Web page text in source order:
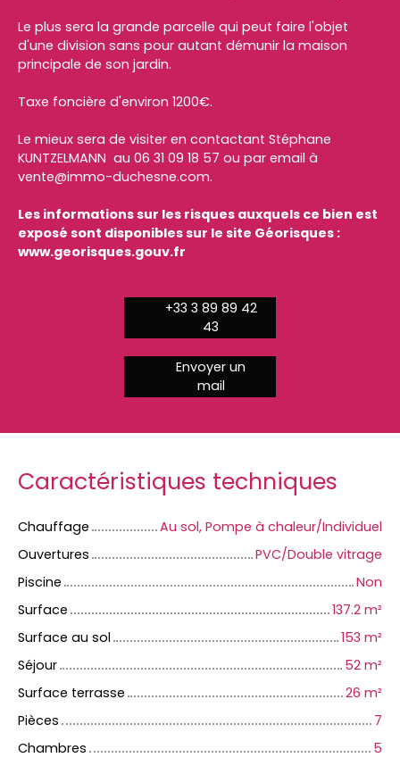
Le plus sera la grande parcelle qui peut faire l'objet
d'une division sans pour autant démunir la maison
principale de son jardin.
Taxe foncière d'environ 1200€.
Le mieux sera de visiter en contactant Stéphane
KUNTZELMANN au 06 31 09 18 57 ou par email à
vente@immo-duchesne.com.
Les informations sur les risques auxquels ce bien est
exposé sont disponibles sur le site Géorisques :
www.georisques.gouv.fr
+33 3 89 89 42
43
Envoyer un
mail
Caractéristiques techniques
Chauffage
Au sol, Pompe à chaleur/Individuel
Ouvertures
PVC/Double vitrage
Piscine
Non
Surface
137.2 m²
Surface au sol
153 m²
Séjour
52 m²
Surface terrasse
26 m²
Pièces
7
Chambres
5